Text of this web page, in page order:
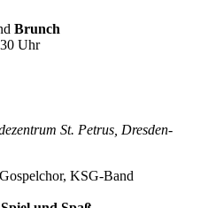
Brunch
Uhr
St. Petrus, Dresden-
KSG-Band